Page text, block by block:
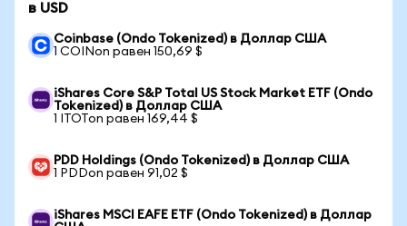
в USD
Coinbase (Ondo Tokenized) в Доллар США
1 COINon равен 150,69 $
iShares Core S&P Total US Stock Market ETF (Ondo
Tokenized) в Доллар США
1 ITOTon равен 169,44 $
PDD Holdings (Ondo Tokenized) в Доллар США
1 PDDon равен 91,02 $
iShares MSCI EAFE ETF (Ondo Tokenized) в Доллар